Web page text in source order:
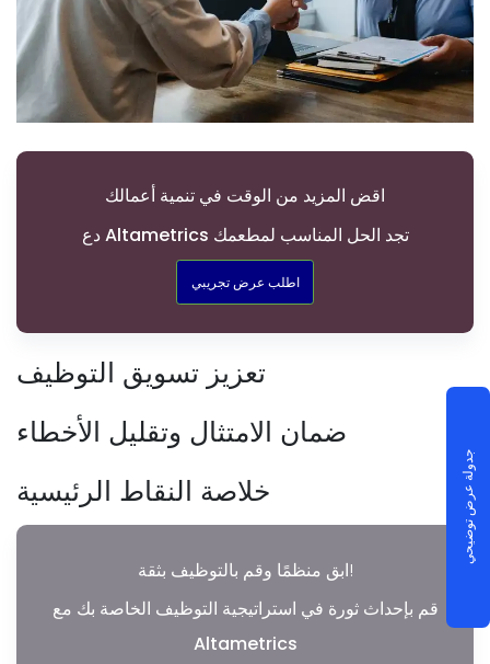
اقض المزيد من الوقت في تنمية أعمالك
دع Altametrics تجد الحل المناسب لمطعمك
اطلب عرض تجريبي
تعزيز تسويق التوظيف
ضمان الامتثال وتقليل الأخطاء
خلاصة النقاط الرئيسية
ابق منظمًا وقم بالتوظيف بثقة!
قم بإحداث ثورة في استراتيجية التوظيف الخاصة بك مع
Altametrics
جدولة عرض توضيحي